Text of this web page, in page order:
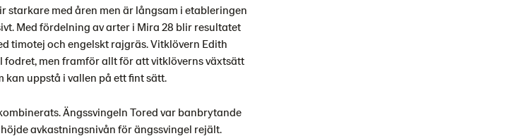
starkare med åren men är långsam i etableringen
Med fördelning av arter i Mira 28 blir resultatet
timotej och engelskt rajgräs. Vitklövern Edith
men framför allt för att vitklöverns växtsätt
uppstå i vallen på ett fint sätt.
Ängssvingeln Tored var banbrytande
avkastningsnivån för ängssvingel rejält.